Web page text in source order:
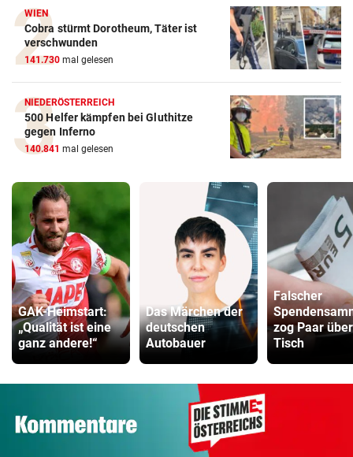
WIEN
Cobra stürmt Dorotheum, Täter ist
verschwunden
141.730 mal gelesen
NIEDERÖSTERREICH
500 Helfer kämpfen bei Gluthitze
gegen Inferno
140.841 mal gelesen
GAK-Heimstart:
„Qualität ist eine
ganz andere!“
Das Märchen der
deutschen
Autobauer
Falscher
zog Paar
Tisch